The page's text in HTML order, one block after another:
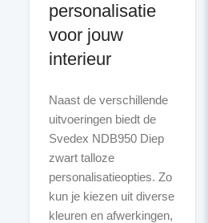
personalisatie
voor jouw
interieur
Naast de verschillende
uitvoeringen biedt de
Svedex NDB950 Diep
zwart talloze
personalisatieopties. Zo
kun je kiezen uit diverse
kleuren en afwerkingen,